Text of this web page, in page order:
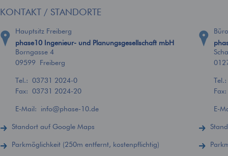
KONTAKT / STANDORTE
Hauptsitz Freiberg
phase10 Ingenieur- und Planungsgesellschaft mbH
Borngasse 4
09599 Freiberg
Tel.:03731 2024-0
Fax: 03731 2024-20
E-Mail: info@phase-10.de
Standort auf Google Maps
Parkmöglichkeit (250m entfernt, kostenpflichtig)
E-